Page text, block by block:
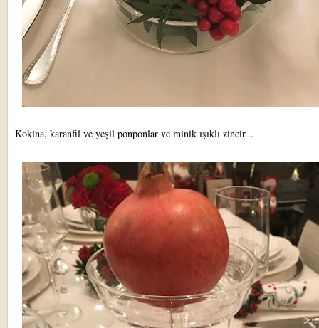
Kokina, karanfil ve yeşil ponponlar ve minik ışıklı zincir...